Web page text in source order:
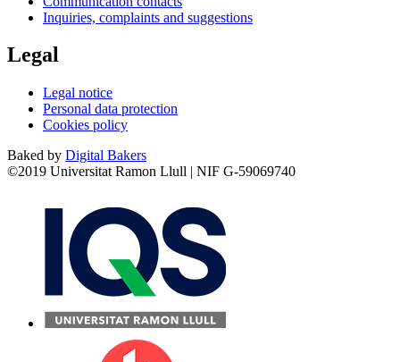
Inquiries, complaints and suggestions
Legal
Legal notice
Personal data protection
Cookies policy
Baked by Digital Bakers
©2019 Universitat Ramon Llull | NIF G-59069740